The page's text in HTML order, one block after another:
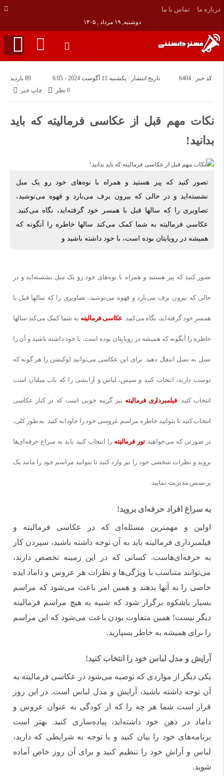
درباره ما تماس با ما
دوشنبه, ۱۹ مرداد , ۱۴۰۵
تاریخ انتشار : یکشنبه 11 آگوست 2024 - 6:05 89 بازدید
کد خبر : 6404
چاپ خبر
0 نظر
نکات مهم قبل از عکاسی فرمالیته که باید
بدانید!
تصور کنید که پیر هستید و همراه با نوه‌های خود رو یک مبل
نشسته‌اید و در حالی که بیرون برف می‌بارد و قهوه می‌نوشید،
تصاویری را که سالها قبل با همسر خود گرفته‌اید، نگاه می‌کنید.
عکاسی فرمالیته به شما کمک می‌کند سالها خاطره را آنگونه که
همیشه در رویایتان بوده است، با خود داشته باشید و
تصور کنید که پیر هستید و همراه با نوه‌های خود رو یک مبل نشسته‌اید و در
حالی که بیرون برف می‌بارد و قهوه می‌نوشید، تصاویری را که سالها قبل با
همسر خود گرفته‌اید، نگاه می‌کنید. عکاسی فرمالیته به شما کمک می‌کند سالها
خاطره را آنگونه که همیشه در رویایتان بوده است، با خود داشته باشید و آن را
نسل به نسل انتقال دهید. برای این عکاسی می‌توانید لوکیشن را هر گونه که
دوست دارید، انتخاب کنید و سپس، لباس و آرایشی را که باب میلتان است
انتخاب کنید.فیلمبرداری فرمالیته نیز گزینه خوبی است که در کنار عکاسی
انتخاب کنید تا بتوانید خاطره مراسم عروسی خود را جاودانه کنید. به طور کلی،
در صورتی که می‌خواهید تور فرمالیته را انتخاب کنید باید به سراع حرفه‌ای‌ها
بروید و نظرات شخصی خود را نیز وارد کنید تا بتوانید مراسم خود را مانند یک
پرنسس مدیریت نمایید.
به سراغ افراد حرفه‌ای بروید!
اولین و مهمترین مسئله‌ای که در عکاسی فرمالیته و
فیلمبرداری فرمالیته باید به آن توجه داشته باشید، سپردن کار
به حرفه‌ای‌هاست. کسانی که در این زمینه تخصص دارند،
می‌توانند متناسب با ویژگی‌ها و نظرات هر عروس و داماد ایده
خاصی را به آنها بدهند و همین امر باعث می‌شود که مراسم
بسیار باشکوه برگزار شود که شبیه به هیچ مراسم فرمالیته
دیگر نیست! همین متفاوت بودن باعث می‌شود که این مراسم
را برای همیشه به خاطر بسپارید.
آرایش و مدل لباس خود را انتخاب کنید!
یکی دیگر از مواردی که توصیه می‌شود در عکاسی فرمالیته به
آن توجه داشته باشید، آرایش و مدل لباس است. در این روز
قرار است شما هر چه را که از کودگی به عنوان عروس و
داماد در ذهن خود داشته‌اید، پیاده‌سازی کنید. بهتر است
برنامه‌های خود را بیان کنید و با توجه به شرایطی که دارید،
لباس و آراش خود را تنظیم کنید و برای آن روز خاص آماده
شوید.